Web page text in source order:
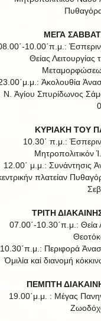
ΜΕΓΑ
10.00΄π.μ.:
Θείας Λειτουργίας
Ἀκολουθία
Ν. Ἁγίου Σπυρίδωνος
ΚΥΡΙΑΚΗ ΤΟΥ
10.30΄ π.μ.:
Μητροπολιτικόν
12.00΄ μ.μ.: Συνάντησις
πλατείαν
ΤΡΙΤΗ
07.00΄-10.30΄π.μ.: Θεία
10.30΄π.μ.: Περιφορά
Ὁμιλία καί διανομή
ΠΕΜΠΤΗ
19.00΄μ.μ. : Μέγας